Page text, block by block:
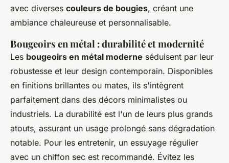
avec diverses couleurs de bougies, créant une
ambiance chaleureuse et personnalisable.
Bougeoirs en métal : durabilité et modernité
Les bougeoirs en métal moderne séduisent par leur
robustesse et leur design contemporain. Disponibles
en finitions brillantes ou mates, ils s'intègrent
parfaitement dans des décors minimalistes ou
industriels. La durabilité est l'un de leurs plus grands
atouts, assurant un usage prolongé sans dégradation
notable. Pour les entretenir, un essuyage régulier
avec un chiffon sec est recommandé. Évitez les